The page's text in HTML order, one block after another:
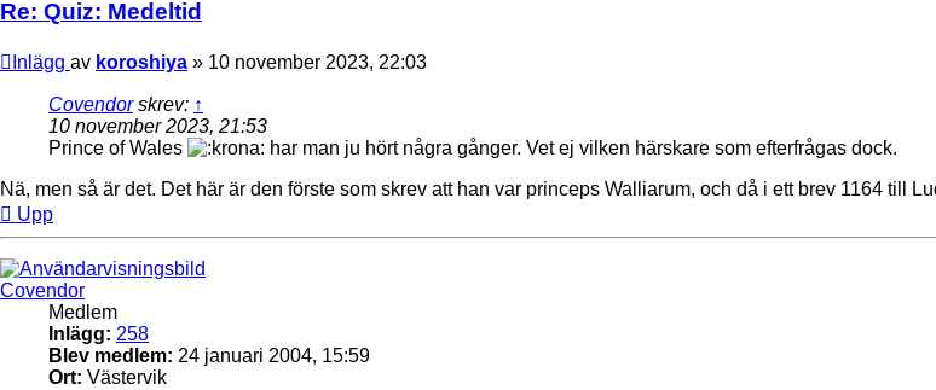
Re: Quiz: Medeltid
Inlägg av koroshiya » 10 november 2023, 22:03
Covendorskrev: ↑
10 november 2023, 21:53
Prince of Wales
har man ju hört några gånger. Vet ej vilken härskare som efterfrågas dock.
Nä, men så är det. Det här är den förste som skrev att han var princeps Walliarum, och då i ett brev 1164 till
Upp
Covendor
Medlem
Inlägg: 258
Blev medlem: 24 januari 2004, 15:59
Ort: Västervik